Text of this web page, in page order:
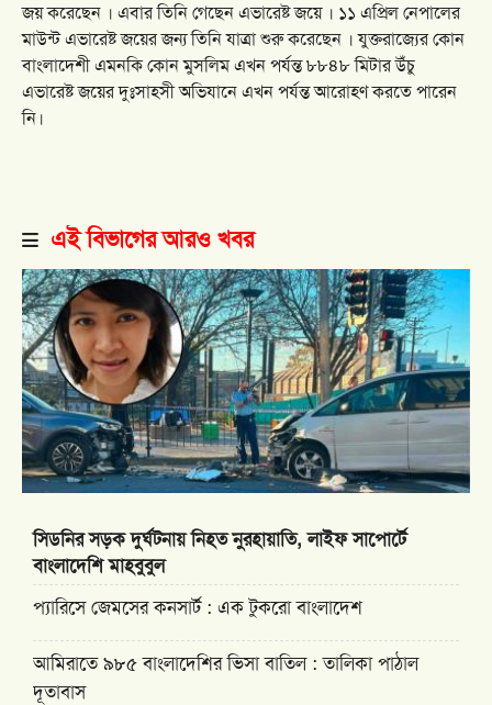
জয় করেছেন । এবার তিনি গেছেন এভারেষ্ট জয়ে । ১১ এপ্রিল নেপালের
মাউন্ট এভারেষ্ট জয়ের জন্য তিনি যাত্রা শুরু করেছেন । যুক্তরাজ্যের কোন
বাংলাদেশী এমনকি কোন মুসলিম এখন পর্যন্ত ৮৮৪৮ মিটার উঁচু
এভারেষ্ট জয়ের দুঃসাহসী অভিযানে এখন পর্যন্ত আরোহণ করতে পারেন
নি।
এই বিভাগের আরও খবর
সিডনির সড়ক দুর্ঘটনায় নিহত নুরহায়াতি, লাইফ সাপোর্টে
বাংলাদেশি মাহবুবুল
প্যারিসে জেমসের কনসার্ট : এক টুকরো বাংলাদেশ
আমিরাতে ৯৮৫ বাংলাদেশির ভিসা বাতিল : তালিকা পাঠাল
দূতাবাস